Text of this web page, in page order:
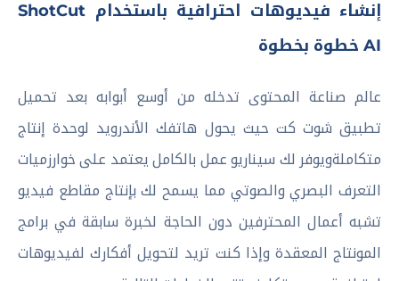
إنشاء فيديوهات احترافية باستخدام ShotCut
AI خطوة بخطوة
عالم صناعة المحتوى تدخله من أوسع أبوابه بعد تحميل
تطبيق شوت كت حيث يحول هاتفك الأندرويد لوحدة إنتاج
متكاملةويوفر لك سيناريو عمل بالكامل يعتمد على خوارزميات
التعرف البصري والصوتي مما يسمح لك بإنتاج مقاطع فيديو
تشبه أعمال المحترفين دون الحاجة لخبرة سابقة في برامج
المونتاج المعقدة وإذا كنت تريد لتحويل أفكارك لفيديوهات